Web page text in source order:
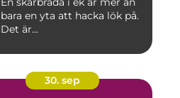
bara en yta att hacka lök på.
Det är...
30. sep